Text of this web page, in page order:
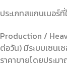
ประเภทสแกนเนอร์ที่
Production /
ต่อวัน) มีระบบเซน
ราคาขายโดยประม